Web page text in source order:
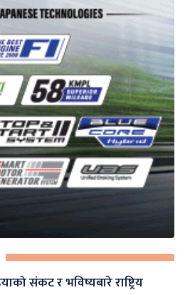
संकट र भविष्यबारे राष्ट्रिय